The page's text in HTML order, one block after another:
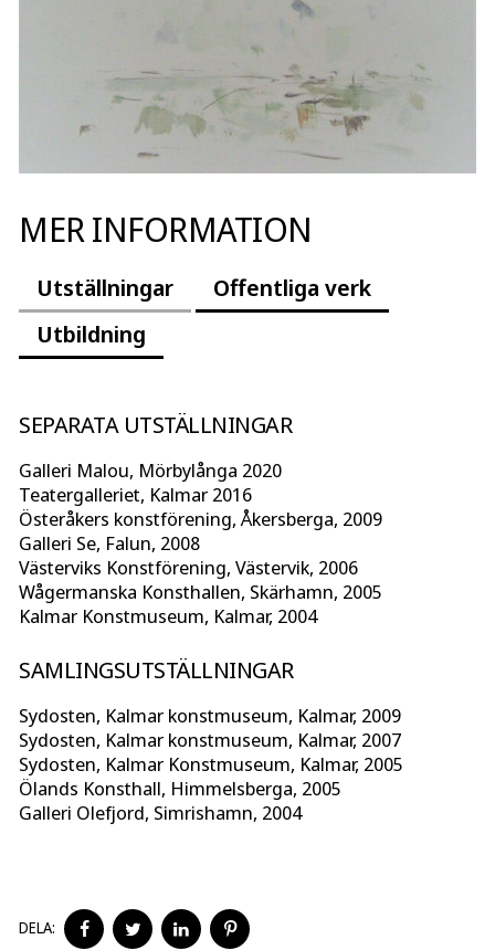
MER INFORMATION
Utställningar
Offentliga verk
Utbildning
SEPARATA UTSTÄLLNINGAR
Galleri Malou, Mörbylånga 2020
Teatergalleriet, Kalmar 2016
Österåkers konstförening, Åkersberga, 2009
Galleri Se, Falun, 2008
Västerviks Konstförening, Västervik, 2006
Wågermanska Konsthallen, Skärhamn, 2005
Kalmar Konstmuseum, Kalmar, 2004
SAMLINGSUTSTÄLLNINGAR
Sydosten, Kalmar konstmuseum, Kalmar, 2009
Sydosten, Kalmar konstmuseum, Kalmar, 2007
Sydosten, Kalmar Konstmuseum, Kalmar, 2005
Ölands Konsthall, Himmelsberga, 2005
Galleri Olefjord, Simrishamn, 2004
DELA:
DELA
PÅ
DELA
PÅ
DELA
PÅ
PÅ